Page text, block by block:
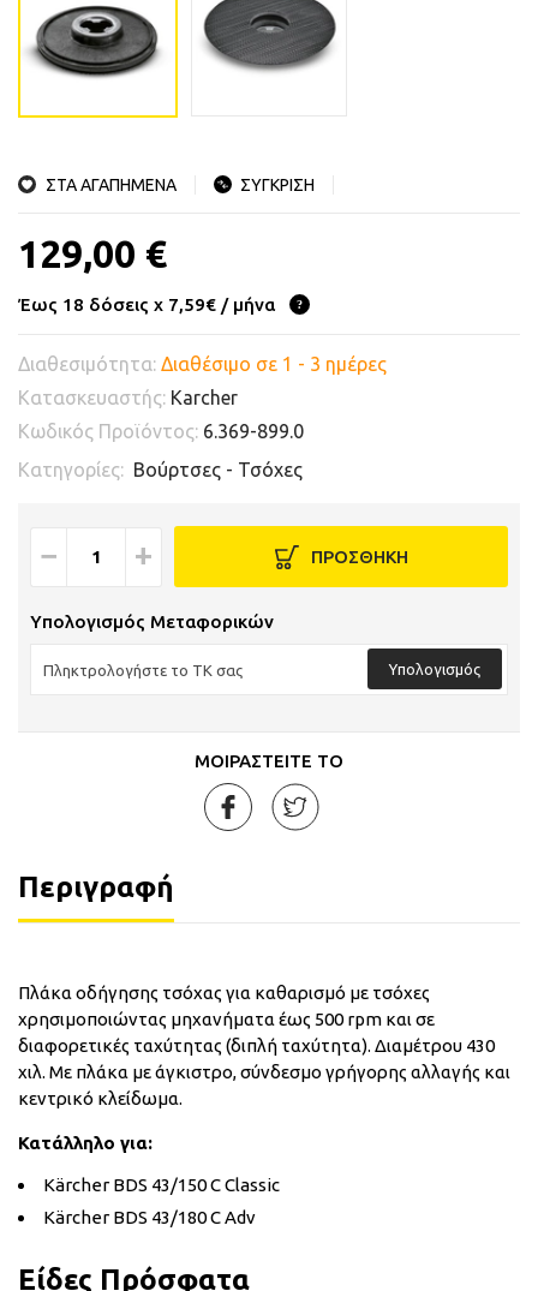
ΣΤΑ ΑΓΑΠΗΜΕΝΑ ΣΥΓΚΡΙΣΗ
129,00 €
Έως 18 δόσεις x 7,59€ / μήνα
Διαθεσιμότητα: Διαθέσιμο σε 1 - 3 ημέρες
Κατασκευαστής: Karcher
Κωδικός Προϊόντος: 6.369-899.0
Κατηγορίες: Βούρτσες - Τσόχες
− + ΠΡΟΣΘΗΚΗ
Υπολογισμός Μεταφορικών
Υπολογισμός
ΜΟΙΡΑΣΤΕΙΤΕ ΤΟ
Περιγραφή
Πλάκα οδήγησης τσόχας για καθαρισμό με τσόχες
χρησιμοποιώντας μηχανήματα έως 500 rpm και σε
διαφορετικές ταχύτητας (διπλή ταχύτητα). Διαμέτρου 430
χιλ. Με πλάκα με άγκιστρο, σύνδεσμο γρήγορης αλλαγής και
κεντρικό κλείδωμα.
Κατάλληλο για:
Kärcher BDS 43/150 C Classic
Kärcher BDS 43/180 C Adv
Είδες Πρόσφατα